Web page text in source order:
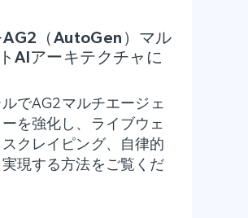
（AutoGen）マル
AIアーキテクチャに
でAG2マルチエージェ
を強化し、ライブウェ
クレイピング、自律的
現する方法をご覧くだ